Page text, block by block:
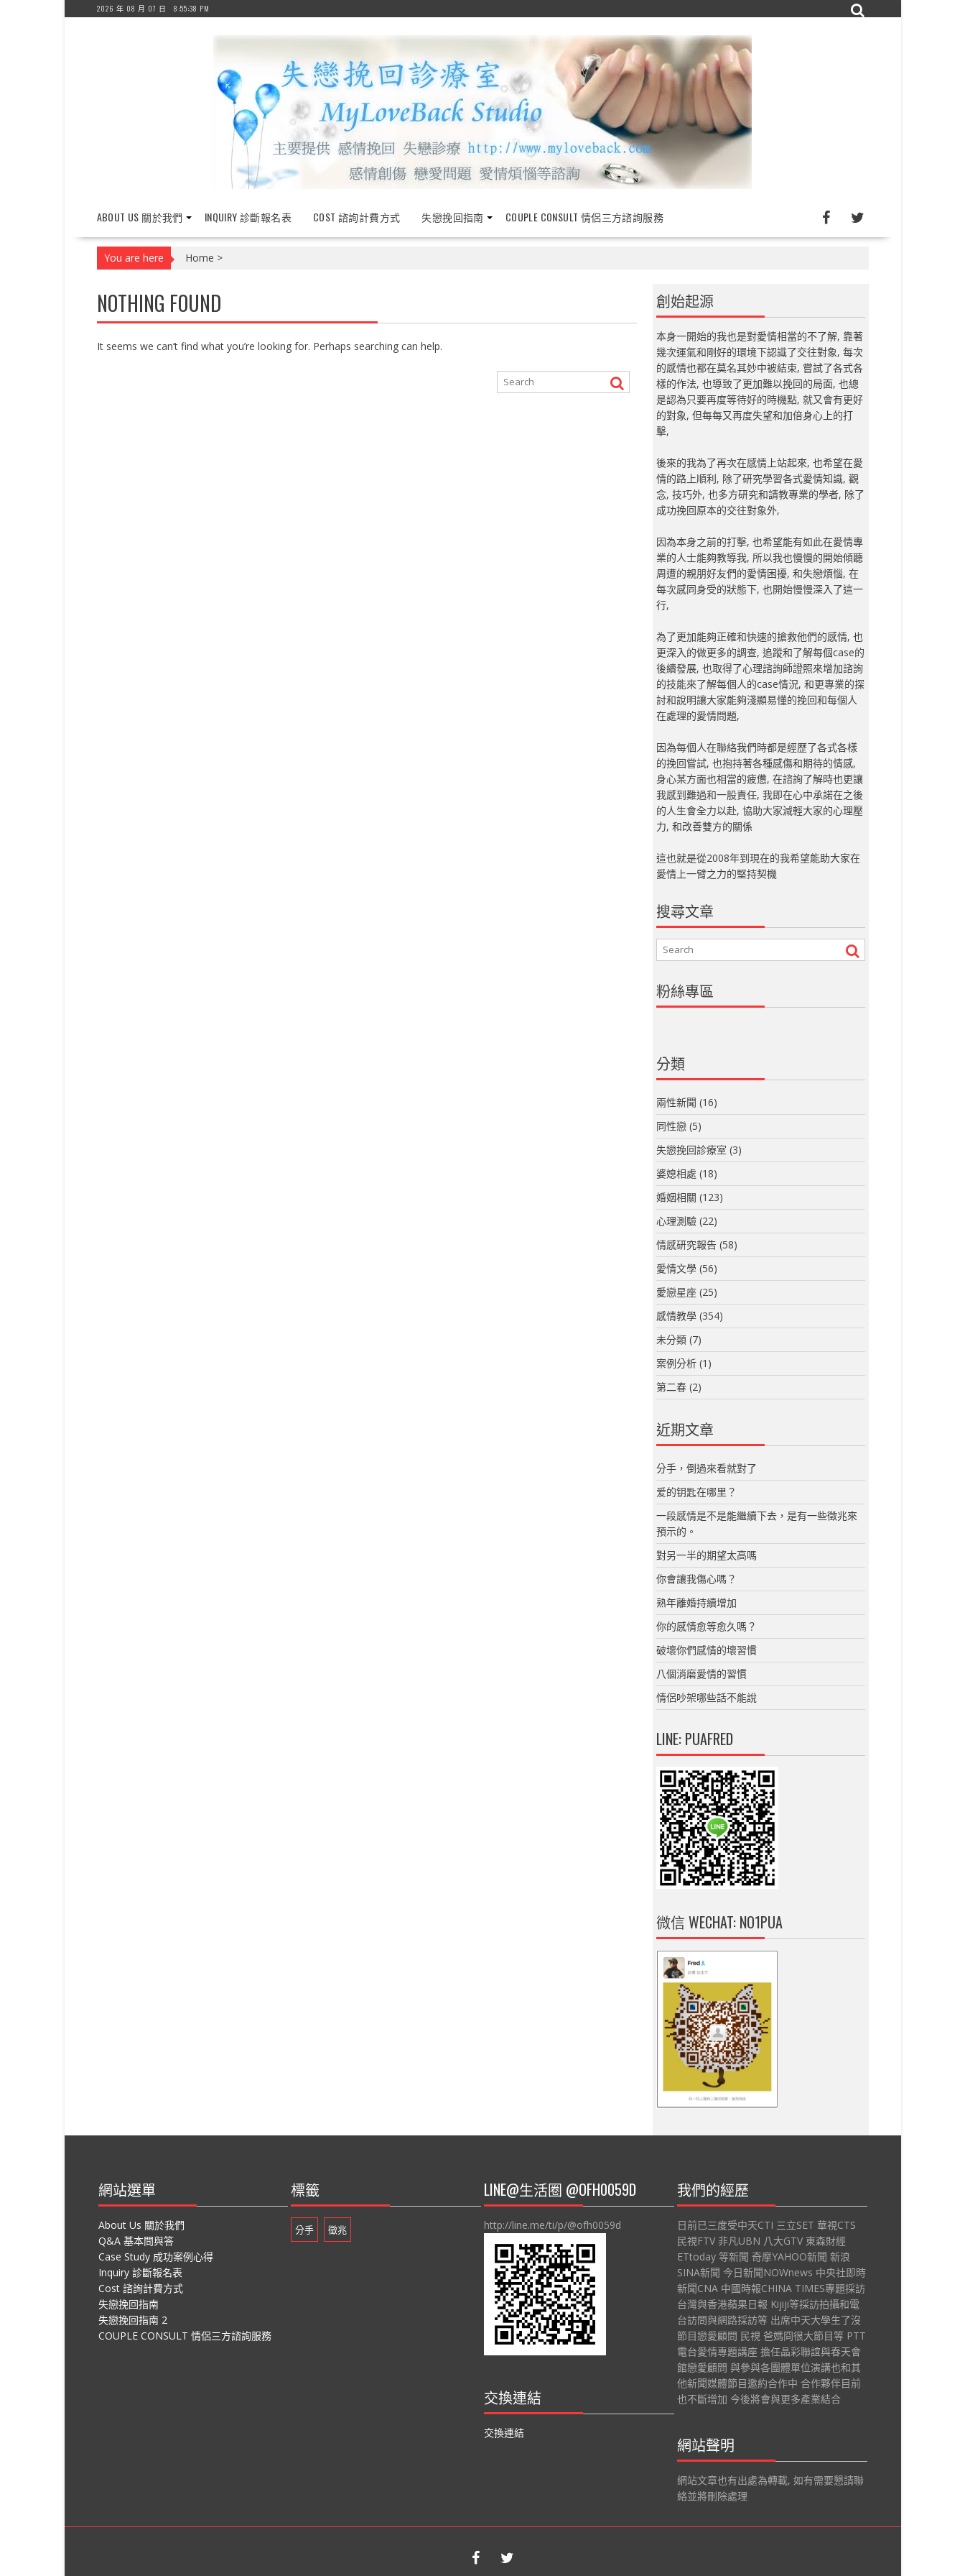
2026 年 08 月 07 日 8:55:38 PM
ABOUT US 關於我們 INQUIRY 診斷報名表 COST 諮詢計費方式 失戀挽回指南 COUPLE CONSULT 情侶三方諮詢服務
You are here Home >
NOTHING FOUND
It seems we can’t find what you’re looking for. Perhaps searching can help.
創始起源
本身一開始的我也是對愛情相當的不了解, 靠著
幾次運氣和剛好的環境下認識了交往對象, 每次
的感情也都在莫名其妙中被結束, 嘗試了各式各
樣的作法, 也導致了更加難以挽回的局面, 也總
是認為只要再度等待好的時機點, 就又會有更好
的對象, 但每每又再度失望和加倍身心上的打
擊,
後來的我為了再次在感情上站起來, 也希望在愛
情的路上順利, 除了研究學習各式愛情知識, 觀
念, 技巧外, 也多方研究和請教專業的學者, 除了
成功挽回原本的交往對象外,
因為本身之前的打擊, 也希望能有如此在愛情專
業的人士能夠教導我, 所以我也慢慢的開始傾聽
周遭的親朋好友們的愛情困擾, 和失戀煩惱, 在
每次感同身受的狀態下, 也開始慢慢深入了這一
行,
為了更加能夠正確和快速的搶救他們的感情, 也
更深入的做更多的調查, 追蹤和了解每個case的
後續發展, 也取得了心理諮詢師證照來增加諮詢
的技能來了解每個人的case情況, 和更專業的探
討和說明讓大家能夠淺顯易懂的挽回和每個人
在處理的愛情問題,
因為每個人在聯絡我們時都是經歷了各式各樣
的挽回嘗試, 也抱持著各種感傷和期待的情感,
身心某方面也相當的疲憊, 在諮詢了解時也更讓
我感到難過和一股責任, 我即在心中承諾在之後
的人生會全力以赴, 協助大家減輕大家的心理壓
力, 和改善雙方的關係
這也就是從2008年到現在的我希望能助大家在
愛情上一臂之力的堅持契機
搜尋文章
粉絲專區
分類
兩性新聞 (16)
同性戀(5)
失戀挽回診療室 (3)
婆媳相處 (18)
婚姻相關 (123)
心理測驗(22)
情感研究報告(58)
愛情文學(56)
愛戀星座(25)
感情教學(354)
未分類(7)
案例分析(1)
第二春(2)
近期文章
分手，倒過來看就對了
爱的钥匙在哪里？
一段感情是不是能繼續下去，是有一些徵兆來
預示的。
對另一半的期望太高嗎
你會讓我傷心嗎？
熟年離婚持續增加
你的感情愈等愈久嗎？
破壞你們感情的壞習慣
八個消磨愛情的習慣
情侶吵架哪些話不能說
LINE: PUAFRED
微信 WECHAT: NO1PUA
網站選單
About Us 關於我們
Q&A 基本問與答
Case Study 成功案例心得
Inquiry 診斷報名表
Cost 諮詢計費方式
失戀挽回指南
失戀挽回指南 2
COUPLE CONSULT 情侶三方諮詢服務
標籤
分手 徵兆
LINE@生活圈 @OFH0059D
http://line.me/ti/p/@ofh0059d
交換連結
交換連結
我們的經歷
日前已三度受中天CTI 三立SET 華視CTS
民視FTV 非凡UBN 八大GTV 東森財經
ETtoday 等新聞 奇摩YAHOO新聞 新浪
SINA新聞 今日新聞NOWnews 中央社即時
新聞CNA 中國時報CHINA TIMES專題採訪
台灣與香港蘋果日報 Kijiji等採訪拍攝和電
台訪問與網路採訪等 出席中天大學生了沒
節目戀愛顧問 民視 爸媽冏很大節目等 PTT
電台愛情專題講座 擔任晶彩聯誼與春天會
館戀愛顧問 與參與各團體單位演講也和其
他新聞媒體節目邀約合作中 合作夥伴目前
也不斷增加 今後將會與更多產業結合
網站聲明
網站文章也有出處為轉載, 如有需要懇請聯
絡並將刪除處理